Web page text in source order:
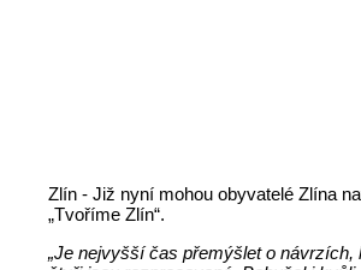
Zlín - Již nyní mohou obyvatelé Zlína
„Tvoříme Zlín“.
„Je nejvyšší čas přemýšlet o